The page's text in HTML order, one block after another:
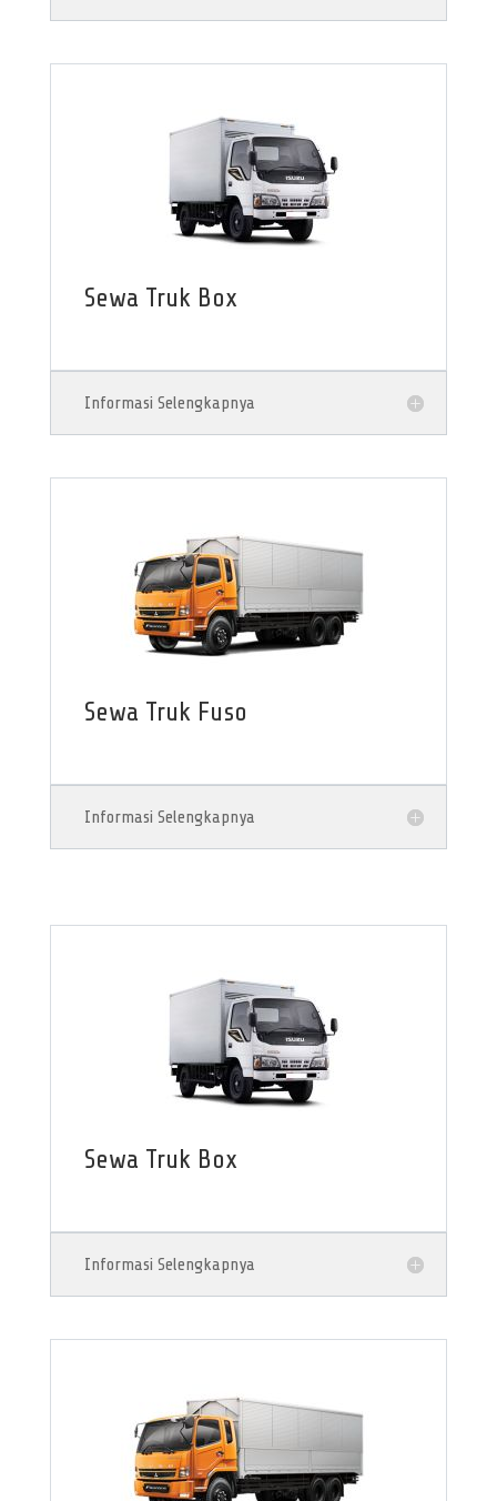
Sewa Truk Box
Informasi Selengkapnya
Sewa Truk Fuso
Informasi Selengkapnya
Sewa Truk Box
Informasi Selengkapnya